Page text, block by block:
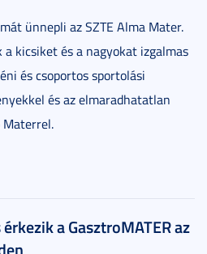
ünnepli az SZTE Alma Mater.
kicsiket és a nagyokat izgalmas
és csoportos sportolási
és az elmaradhatatlan
Materrel.
a GasztroMATER az